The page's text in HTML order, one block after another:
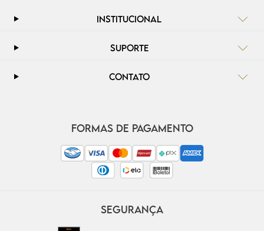
INSTITUCIONAL
SUPORTE
CONTATO
FORMAS DE PAGAMENTO
SEGURANÇA